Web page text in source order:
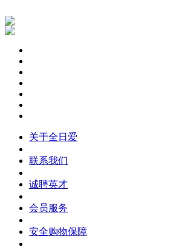
关于全日爱
联系我们
诚聘英才
会员服务
安全购物保障